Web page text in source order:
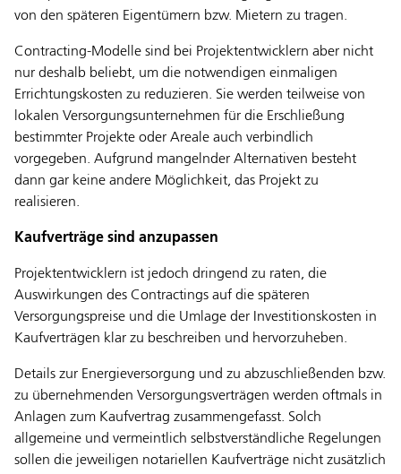
von den späteren Eigentümern bzw. Mietern zu tragen.
Contracting-Modelle sind bei Projektentwicklern aber nicht
nur deshalb beliebt, um die notwendigen einmaligen
Errichtungskosten zu reduzieren. Sie werden teilweise von
lokalen Versorgungsunternehmen für die Erschließung
bestimmter Projekte oder Areale auch verbindlich
vorgegeben. Aufgrund mangelnder Alternativen besteht
dann gar keine andere Möglichkeit, das Projekt zu
realisieren.
Kaufverträge sind anzupassen
Projektentwicklern ist jedoch dringend zu raten, die
Auswirkungen des Contractings auf die späteren
Versorgungspreise und die Umlage der Investitionskosten in
Kaufverträgen klar zu beschreiben und hervorzuheben.
Details zur Energieversorgung und zu abzuschließenden bzw.
zu übernehmenden Versorgungsverträgen werden oftmals in
Anlagen zum Kaufvertrag zusammengefasst. Solch
allgemeine und vermeintlich selbstverständliche Regelungen
sollen die jeweiligen notariellen Kaufverträge nicht zusätzlich